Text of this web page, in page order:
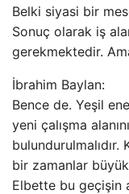
Belki siyasi bir
Sonuç olarak iş
gerekmektedir.
İbrahim Baylan:
Bence de. Yeşil
yeni çalışma
bir zamanlar
Elbette bu geçişin